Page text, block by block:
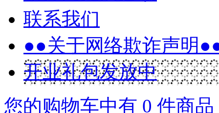
联系我们
●●关于网络欺诈声明
开业礼包发放中
您的购物车中有 0 件商